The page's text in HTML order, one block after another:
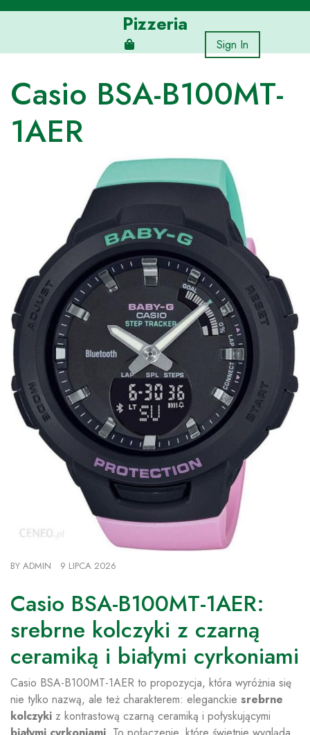
Skip
Pizzeria
Sign In
Casio BSA-B100MT-
1AER
BY ADMIN 9 LIPCA 2026
Casio BSA-B100MT-1AER:
srebrne kolczyki z czarną
ceramiką i białymi cyrkoniami
Casio BSA-B100MT-1AER to propozycja, która wyróżnia się
nie tylko nazwą, ale też charakterem: eleganckie srebrne
kolczyki z kontrastową czarną ceramiką i połyskującymi